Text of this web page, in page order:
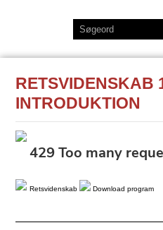
RETSVIDENSKAB
INTRODUKTION
Retsvidenskab Download program